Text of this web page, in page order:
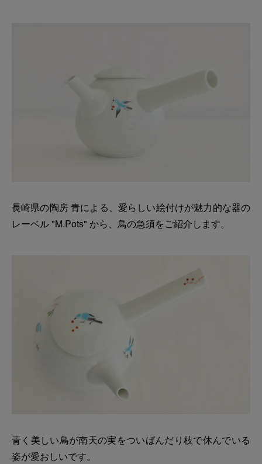
長崎県の陶房 青による、愛らしい絵付けが魅力的な器の
レーベル "M.Pots" から、鳥の急須をご紹介します。
青く美しい鳥が南天の実をついばんだり枝で休んでいる
姿が愛おしいです。